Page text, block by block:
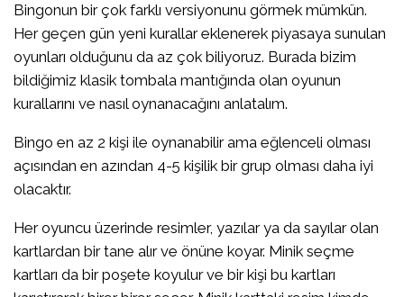
Bingonun bir çok farklı versiyonunu görmek mümkün.
Her geçen gün yeni kurallar eklenerek piyasaya sunulan
oyunları olduğunu da az çok biliyoruz. Burada bizim
bildiğimiz klasik tombala mantığında olan oyunun
kurallarını ve nasıl oynanacağını anlatalım.
Bingo en az 2 kişi ile oynanabilir ama eğlenceli olması
açısından en azından 4-5 kişilik bir grup olması daha iyi
olacaktır.
Her oyuncu üzerinde resimler, yazılar ya da sayılar olan
kartlardan bir tane alır ve önüne koyar. Minik seçme
kartları da bir poşete koyulur ve bir kişi bu kartları